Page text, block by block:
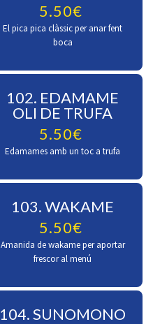
5.50€
El pica pica clàssic per anar fent
boca
102. EDAMAME
OLI DE TRUFA
5.50€
Edamames amb un toc a trufa
103. WAKAME
5.50€
Amanida de wakame per aportar
frescor al menú
104. SUNOMONO